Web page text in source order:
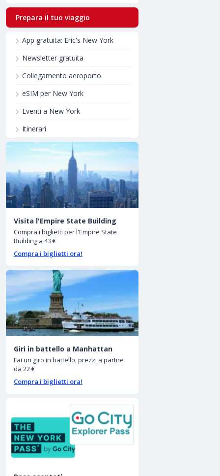
Prepara il tuo viaggio
App gratuita: Eric's New York
Newsletter gratuita
Collegamento aeroporto
eSIM per New York
Eventi a New York
Itinerari
Visita l'Empire State Building
Compra i biglietti per l'Empire State
Building a 43 €
Compra i biglietti ora!
Giri in battello a Manhattan
Fai un giro in battello, prezzi a partire
da 22 €
Compra i biglietti ora!